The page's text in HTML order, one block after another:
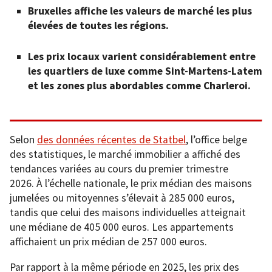
Bruxelles affiche les valeurs de marché les plus
élevées de toutes les régions.
Les prix locaux varient considérablement entre
les quartiers de luxe comme Sint-Martens-Latem
et les zones plus abordables comme Charleroi.
Selon des données récentes de Statbel, l’office belge
des statistiques, le marché immobilier a affiché des
tendances variées au cours du premier trimestre
2026. À l’échelle nationale, le prix médian des maisons
jumelées ou mitoyennes s’élevait à 285 000 euros,
tandis que celui des maisons individuelles atteignait
une médiane de 405 000 euros. Les appartements
affichaient un prix médian de 257 000 euros.
Par rapport à la même période en 2025, les prix des